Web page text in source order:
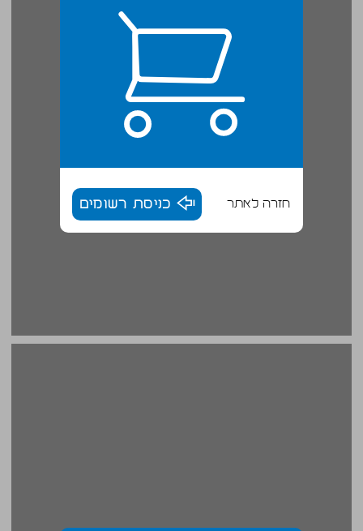
חזרה לאתר כניסת רשומים